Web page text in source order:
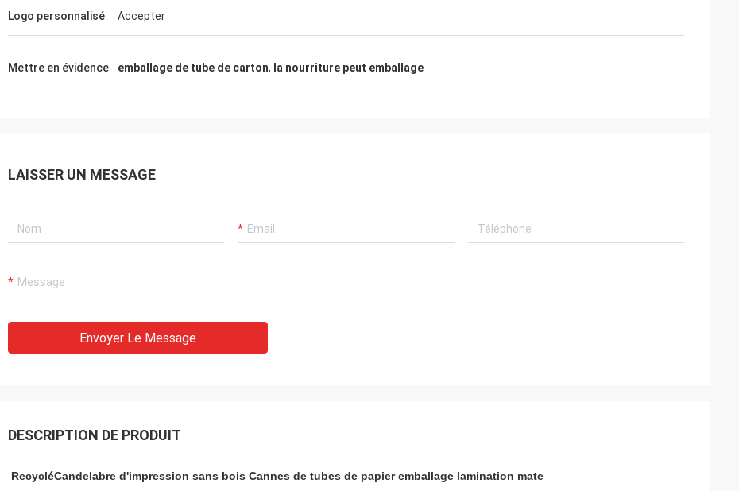
de 360 ml, et bonne coopération avec
J'envoie à notre commercialisation
mises à jour.
bon fournisseur.
Logo personnalisé Accepter
Mettre en évidence emballage de tube de carton, la nourriture peut emballage
LAISSER UN MESSAGE
Envoyer Le Message
DESCRIPTION DE PRODUIT
RecycléCandelabre d'impression sans bois Cannes de tubes de papier emballage lamina­tion mate